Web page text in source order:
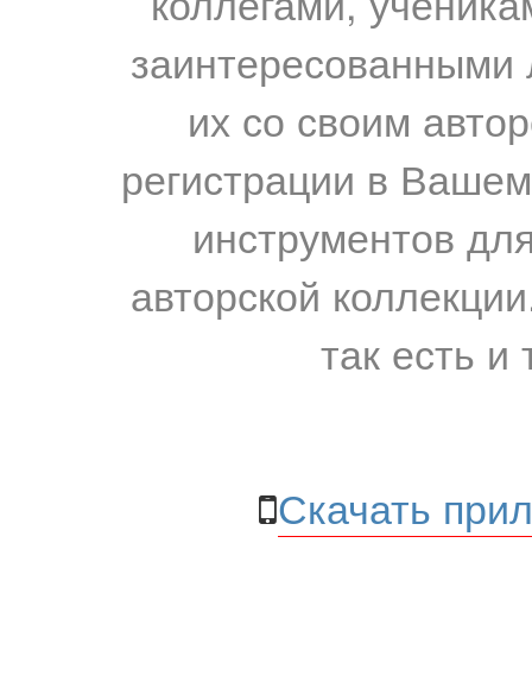
их со своим
регистрации в
инструментов
авторской
так есть и
Скачать